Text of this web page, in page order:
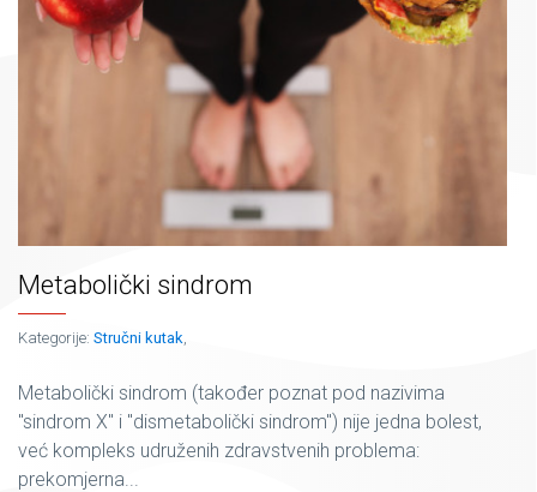
Metabolički sindrom
Kategorije: Stručni kutak,
Metabolički sindrom (također poznat pod nazivima
"sindrom X" i "dismetabolički sindrom") nije jedna bolest,
već kompleks udruženih zdravstvenih problema:
prekomjerna...